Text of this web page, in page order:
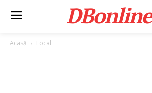
DBonline
Acasă Local